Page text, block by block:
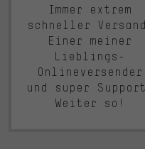
Immer extrem
schneller
Einer meiner
Lieblings-
Onlineversender
und super
Weiter so!